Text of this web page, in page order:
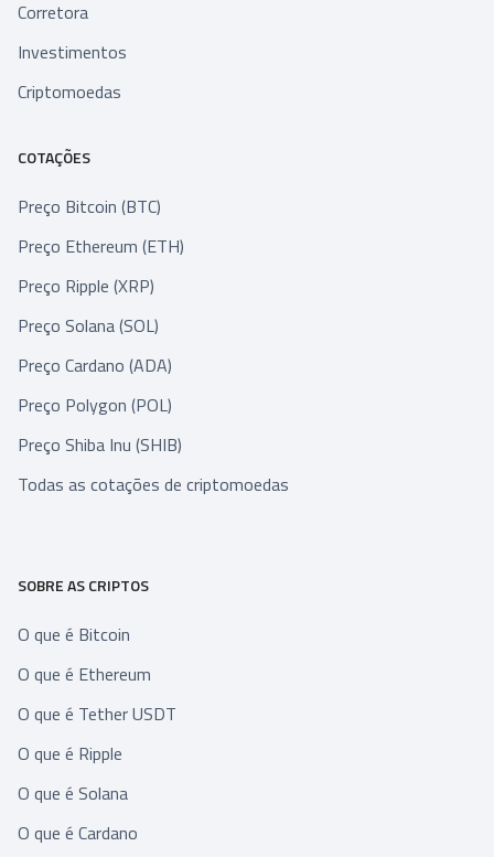
Corretora
Investimentos
Criptomoedas
COTAÇÕES
Preço Bitcoin (BTC)
Preço Ethereum (ETH)
Preço Ripple (XRP)
Preço Solana (SOL)
Preço Cardano (ADA)
Preço Polygon (POL)
Preço Shiba Inu (SHIB)
Todas as cotações de criptomoedas
SOBRE AS CRIPTOS
O que é Bitcoin
O que é Ethereum
O que é Tether USDT
O que é Ripple
O que é Solana
O que é Cardano